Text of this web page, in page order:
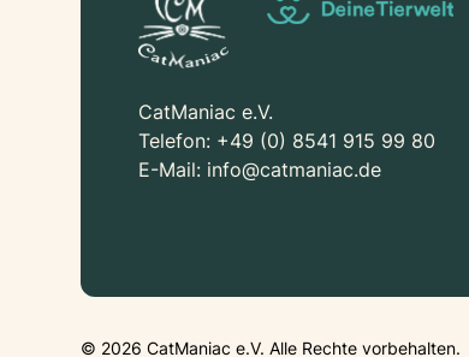
CatManiac e.V.
Telefon: +49 (0) 8541 915 99 80
E-Mail: info@catmaniac.de
© 2026 CatManiac e.V. Alle Rechte vorbehalten.